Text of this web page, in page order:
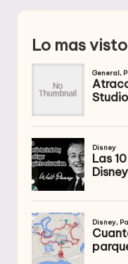
Lo mas visto